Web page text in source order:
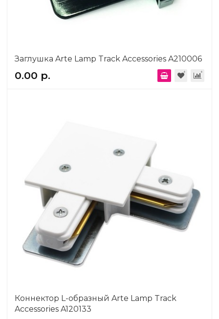
Заглушка Arte Lamp Track Accessories A210006
0.00 р.
Коннектор L-образный Arte Lamp Track
Accessories A120133